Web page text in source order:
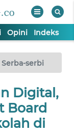
Opini Indeks
Serba-serbi
Digital,
Board
di